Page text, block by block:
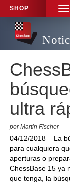
SHOP
ultra
por Martin Fischer
04/12/2018 – La
para cualquiera
aperturas o
ChessBase 15 ya
que tenga, la